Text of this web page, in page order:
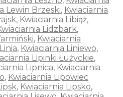
Lewin Brzeski, Kwiaciarnia
, Kwiaciarnia Libiąż,
Lidzbark,
, Kwiaciarnia
, Kwiaciarnia Liniewo,
Lipinki Łużyckie,
Lipnica, Kwiaciarnia
, Kwiaciarnia Lipowiec
, Kwiaciarnia Lipsko,